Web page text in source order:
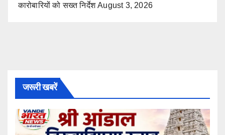
कारोबारियों को सख्त निर्देश August 3, 2026
जरूरी खबरें